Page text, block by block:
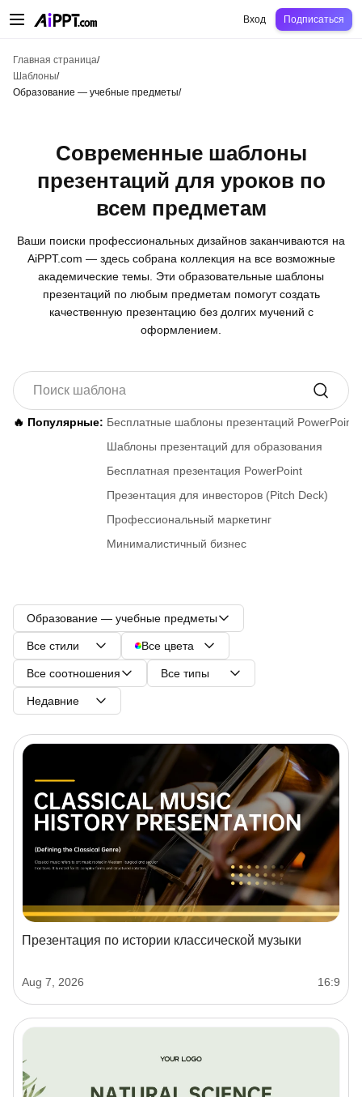
Образование
Вход Подписаться
Главная страница/
Шаблоны/
Образование — учебные предметы/
Современные шаблоны
презентаций для уроков по
всем предметам
Ваши поиски профессиональных дизайнов заканчиваются на
AiPPT.com — здесь собрана коллекция на все возможные
академические темы. Эти образовательные шаблоны
презентаций по любым предметам помогут создать
качественную презентацию без долгих мучений с
оформлением.
🔥 Популярные: Бесплатные шаблоны презентаций PowerPoint
Шаблоны презентаций для образования
Бесплатная презентация PowerPoint
Презентация для инвесторов (Pitch Deck)
Профессиональный маркетинг
Минималистичный бизнес
Образование — учебные предметы
Все стили Все цвета
Все соотношения Все типы
Недавние
Презентация по истории классической музыки
Aug 7, 2026 16:9